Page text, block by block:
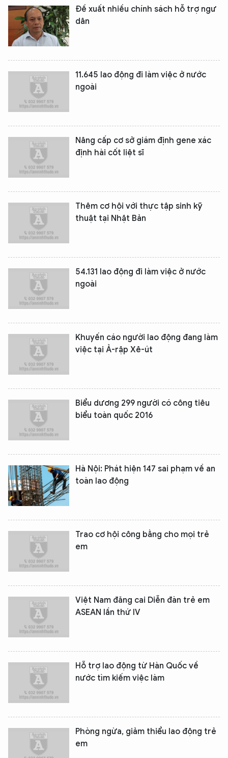
Đề xuất nhiều chính sách hỗ trợ ngư
dân
11.645 lao động đi làm việc ở nước
ngoài
Nâng cấp cơ sở giám định gene xác
định hài cốt liệt sĩ
Thêm cơ hội với thực tập sinh kỹ
thuật tại Nhật Bản
54.131 lao động đi làm việc ở nước
ngoài
Khuyến cáo người lao động đang làm
việc tại Ả-rập Xê-út
Biểu dương 299 người có công tiêu
biểu toàn quốc 2016
Hà Nội: Phát hiện 147 sai phạm về an
toàn lao động
Trao cơ hội công bằng cho mọi trẻ
em
Việt Nam đăng cai Diễn đàn trẻ em
ASEAN lần thứ IV
Hỗ trợ lao động từ Hàn Quốc về
nước tìm kiếm việc làm
Phòng ngừa, giảm thiểu lao động trẻ
em